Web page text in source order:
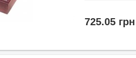
725.05 грн